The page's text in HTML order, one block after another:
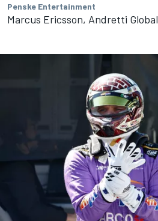
Penske Entertainment
Marcus Ericsson, Andretti Global